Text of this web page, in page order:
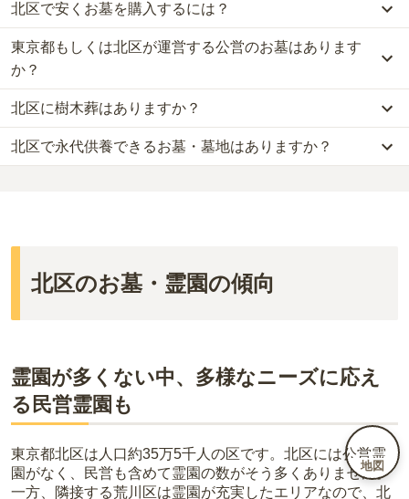
地図
北区での購入費用の目安は、一般墓が約291万円、樹木葬が約61万
円、納骨堂が約34万円、永代供養墓が約57万円です。
一般墓を建てる場合は、「永代使用料（土地代）」と「墓石代」の
2つが主な費用となります。
北区の一般墓の永代使用料の平均は124万円で、墓石代は東京都の
平均166.9万円です。いずれも区画の広さや墓石の大きさ・素材に
よって変わります。
樹木葬・納骨堂・永代供養墓は、基本的に墓石代がかからず、永代
用。僧侶に渡すお布施がかかります。
納骨式の費用
：お墓に遺骨を納める儀式のための費用。僧侶に渡
すお布施、会食などの費用がかかります。
正確な費用は、区画や石材の選び方によって大きく変わるため、見
積もりを取るまで確定しません。
現地見学では、担当者に「提示金額以外にかかる費用はないか」を
現地への見学が難しい場合は、資料請求でも各霊園の詳しい料金案
内を取り寄せることができます。
北区で安くお墓を購入するには？
北区で一番安価なお墓は、サニープレイス福寿園 樹木葬 の永代供養
墓で、
一般的に最も費用を抑えられるのは、他の方のご遺骨と一緒に埋葬
する「合祀墓（ごうしぼ）」と呼ばれるタイプです。個別のお墓に
比べて省スペースで管理の手間がかからないため、費用が安く設定
されています。
価格の目安は、1名あたり5万円〜30万円程度です。
東京都もしくは北区が運営する公営のお墓はあります
か？
北区には、公営の霊園の掲載がありません。
一方で、東京都内には、県または市区町村が運営する公営の霊園が
16件あります。
上住んでいるなどが挙げられます。
条件を満たさない場合は、申し込み自体ができないことも多いた
め、事前の確認が重要です。
北区に樹木葬はありますか？
北区には、4件の樹木葬があります。
詳しくは、北区の樹木葬の一覧をご覧ください。
北区で永代供養できるお墓・墓地はありますか？
北区のお墓・霊園の傾向
霊園が多くない中、多様なニーズに応え
る民営霊園も
東京都北区は人口約35万5千人の区です。北区には公営霊
園がなく、民営も含めて霊園の数がそう多くありません。
一方、隣接する荒川区は霊園が充実したエリアなので、北